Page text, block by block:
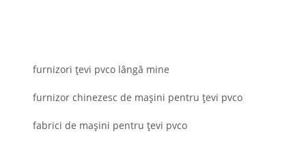
furnizori țevi pvco lângă mine
furnizor chinezesc de mașini pentru țevi pvco
fabrici de mașini pentru țevi pvco